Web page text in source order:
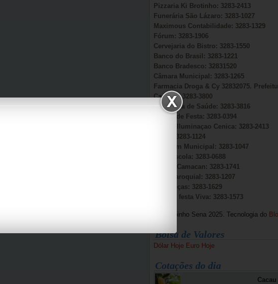
Pizzaria Ki Brotinho: 3283-2413
Funerária São Lázaro: 3283-1027
Maximous Contabilidade: 3283-1329
Fórum: 3283-1906
Cervejaria do Bistro: 3283-1550
Banco do Brasil: 3283-1221
Banco Bradesco: 32831520
Câmara Municipal: 3283-1265
Farmacia Droga & Cy 32832075.
Camacã: 3283-3800
Secretária de Saúde: 3283-3816
Sonho de Festa: 3283-0394
AmmC Iluminaçao Cenica: 3283-2413
CAPS: 3283-1124
Garagem Municipal: 3283-1047
Auto Escola: 3283-0688
Viação Camacan: 3283-1741
Casa Paroquial: 3283-1207
Bike Peças: 3283-1629
Espaço festa Viva: 3283-1573
Jabinho Sena 2025. Tecnologia do
Bolsa de Valores
Dólar Hoje Euro Hoje
Cotações do dia
Cacau